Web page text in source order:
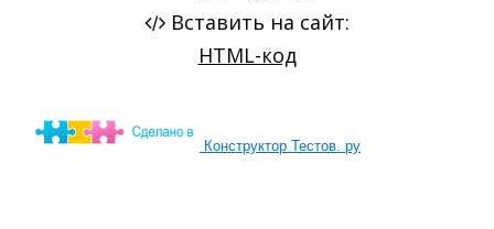
Конструктор Тестов. ру